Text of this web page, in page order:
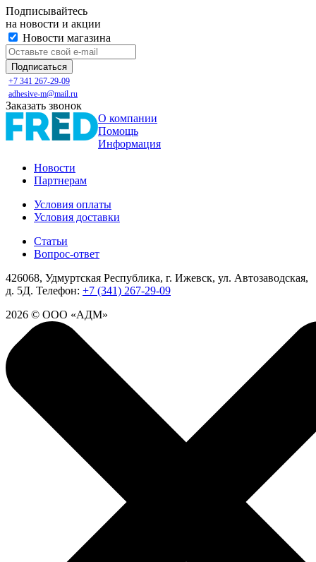
Подписывайтесь
на новости и акции
Новости магазина
+7 341 267-29-09
adhesive-m@mail.ru
Заказать звонок
О компании
Помощь
Информация
Новости
Партнерам
Условия оплаты
Условия доставки
Статьи
Вопрос-ответ
426068, Удмуртская Республика, г. Ижевск, ул. Автозаводская,
д. 5Д. Телефон: +7 (341) 267-29-09
2026 © ООО «АДМ»